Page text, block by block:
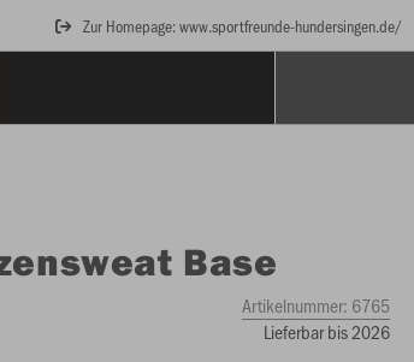
Zur Homepage: www.sportfreunde-hundersingen.de/
Base
Artikelnummer: 6765
Lieferbar bis 2026